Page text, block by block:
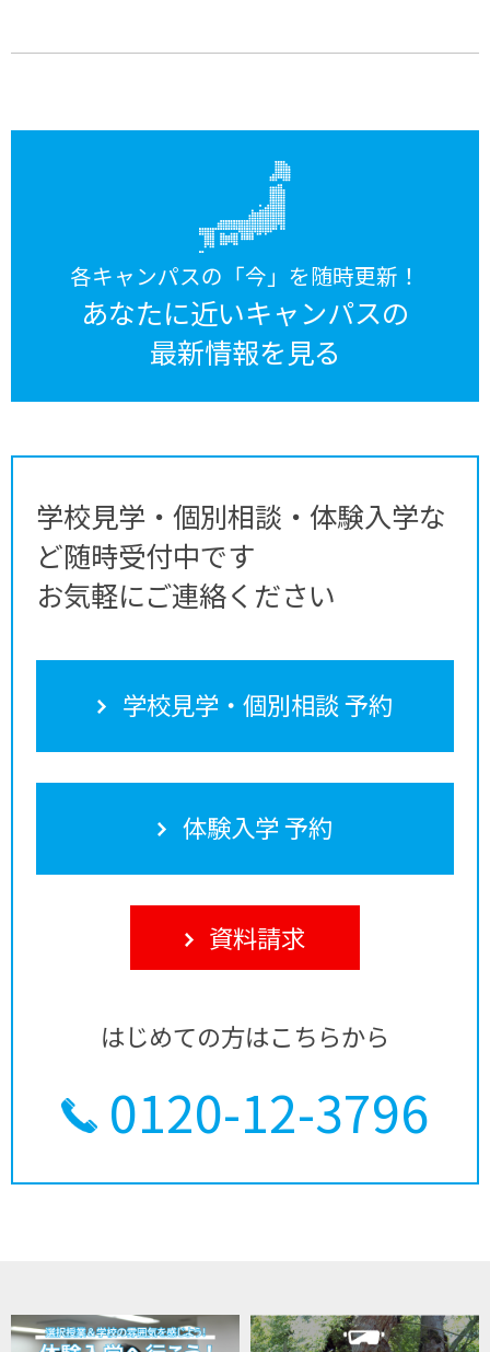
各キャンパスの「今」を随時更新！
あなたに近いキャンパスの
最新情報を見る
学校見学・個別相談・体験入学な
ど随時受付中です
お気軽にご連絡ください
学校見学・個別相談 予約
体験入学 予約
資料請求
はじめての方はこちらから
0120-12-3796